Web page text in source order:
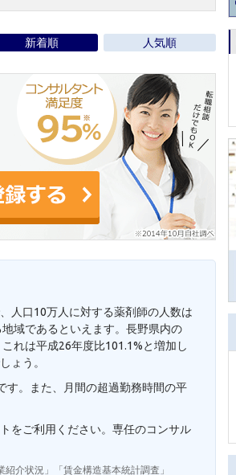
新着順 人気順
人口10万人に対する薬剤師の人数は
域であるといえます。長野県内の
れは平成26年度比101.1%と増加し
ょう。
す。また、月間の超過勤務時間の平
をご利用ください。専任のコンサル
介状況」「賃金構造基本統計調査」